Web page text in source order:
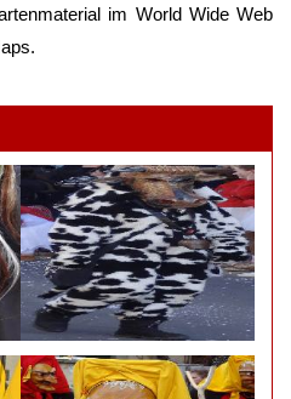
im World Wide Web